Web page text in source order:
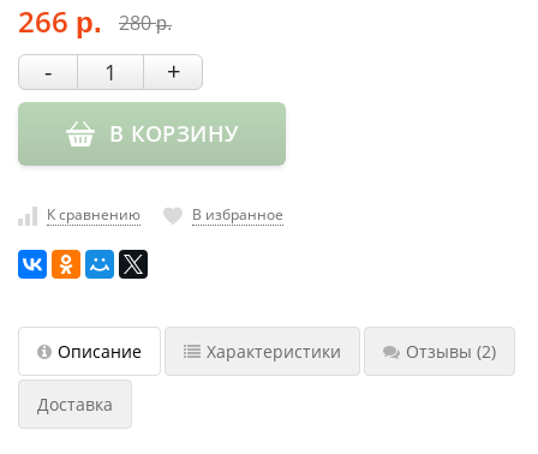
Фрезы и
насадки
Хранение
РАСПРОДАЖА
266 р. 280р.
- +
В КОРЗИНУ
К сравнению В избранное
Описание Характеристики Отзывы (2)
Доставка